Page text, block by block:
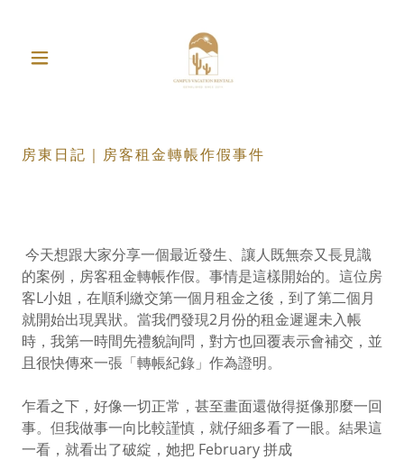
房東日記｜房客租金轉帳作假事件
今天想跟大家分享一個最近發生、讓人既無奈又長見識
的案例，房客租金轉帳作假。事情是這樣開始的。這位房
客L小姐，在順利繳交第一個月租金之後，到了第二個月
就開始出現異狀。當我們發現2月份的租金遲遲未入帳
時，我第一時間先禮貌詢問，對方也回覆表示會補交，並
且很快傳來一張「轉帳紀錄」作為證明。
乍看之下，好像一切正常，甚至畫面還做得挺像那麼一回
事。但我做事一向比較謹慎，就仔細多看了一眼。結果這
一看，就看出了破綻，她把 February 拼成